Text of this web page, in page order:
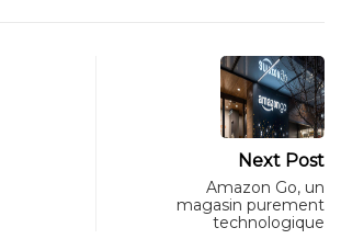
Next Post
Amazon Go, un
magasin purement
technologique